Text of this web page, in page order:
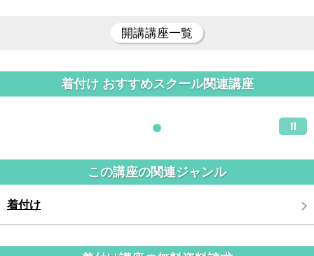
開講講座一覧
着付け おすすめスクール関連講座
この講座の関連ジャンル
着付け